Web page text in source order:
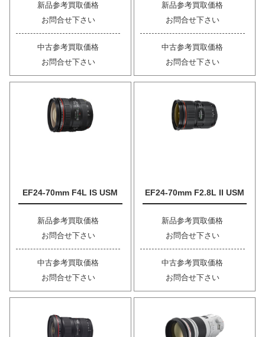
新品参考買取価格
お問合せ下さい
中古参考買取価格
お問合せ下さい
新品参考買取価格
お問合せ下さい
中古参考買取価格
お問合せ下さい
EF24-70mm F4L IS USM
新品参考買取価格
お問合せ下さい
中古参考買取価格
お問合せ下さい
EF24-70mm F2.8L II USM
新品参考買取価格
お問合せ下さい
中古参考買取価格
お問合せ下さい